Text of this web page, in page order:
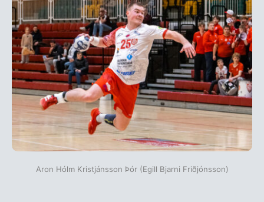
Aron Hólm Kristjánsson Þór (Egill Bjarni Friðjónsson)